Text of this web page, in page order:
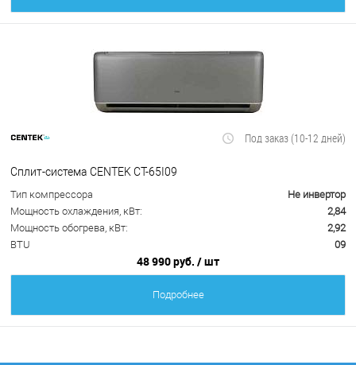
Под заказ (10-12 дней)
Сплит-система CENTEK CT-65I09
Тип компрессора
Не инвертор
Мощность охлаждения, кВт:
2,84
Мощность обогрева, кВт:
2,92
BTU
09
48 990 руб. / шт
Подробнее